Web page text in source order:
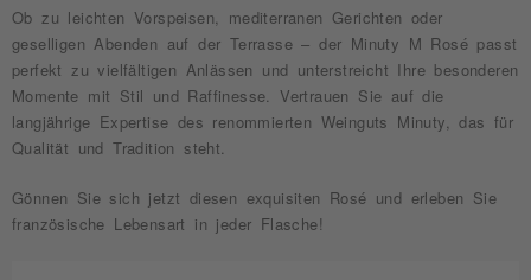
Ob zu leichten Vorspeisen, mediterranen Gerichten oder
geselligen Abenden auf der Terrasse – der Minuty M Rosé passt
perfekt zu vielfältigen Anlässen und unterstreicht Ihre besonderen
Momente mit Stil und Raffinesse. Vertrauen Sie auf die
langjährige Expertise des renommierten Weinguts Minuty, das für
Qualität und Tradition steht.
Gönnen Sie sich jetzt diesen exquisiten Rosé und erleben Sie
französische Lebensart in jeder Flasche!